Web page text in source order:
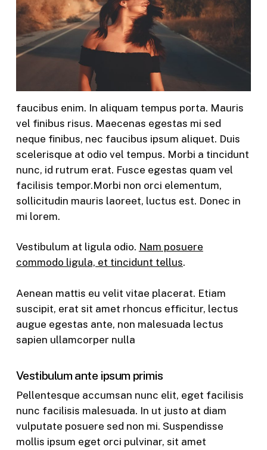
faucibus enim. In aliquam tempus porta. Mauris
vel finibus risus. Maecenas egestas mi sed
neque finibus, nec faucibus ipsum aliquet. Duis
scelerisque at odio vel tempus. Morbi a tincidunt
nunc, id rutrum erat. Fusce egestas quam vel
facilisis tempor.Morbi non orci elementum,
sollicitudin mauris laoreet, luctus est. Donec in
mi lorem.
Vestibulum at ligula odio. Nam posuere
commodo ligula, et tincidunt tellus.
Aenean mattis eu velit vitae placerat. Etiam
suscipit, erat sit amet rhoncus efficitur, lectus
augue egestas ante, non malesuada lectus
sapien ullamcorper nulla
Vestibulum ante ipsum primis
Pellentesque accumsan nunc elit, eget facilisis
nunc facilisis malesuada. In ut justo at diam
vulputate posuere sed non mi. Suspendisse
mollis ipsum eget orci pulvinar, sit amet